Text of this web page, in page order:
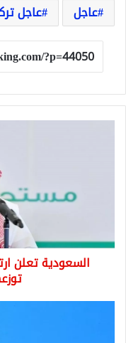
عاجل
عاجل
في
السعودية تعلن